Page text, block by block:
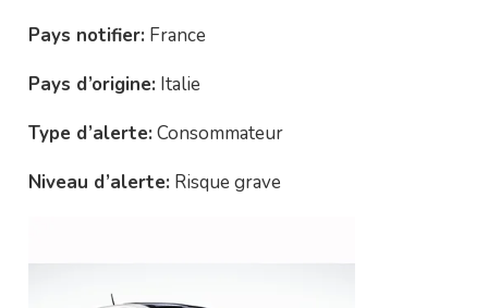
Pays notifier: France
Pays d’origine: Italie
Type d’alerte: Consommateur
Niveau d’alerte: Risque grave